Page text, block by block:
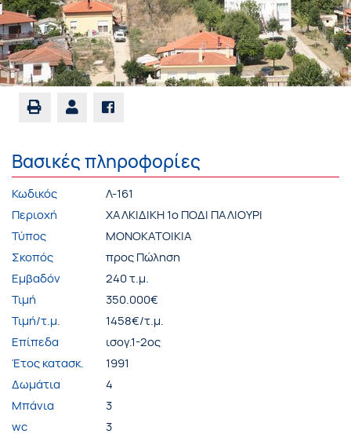
Βασικές πληροφορίες
Κωδικός
Λ-161
Περιοχή
ΧΑΛΚΙΔΙΚΗ 1ο ΠΟΔΙ ΠΑΛΙΟΥΡΙ
Τύπος
ΜΟΝΟΚΑΤΟΙΚΙΑ
Σκοπός
προς Πώληση
Εμβαδόν
240 τ.μ.
Τιμή
350.000€
Τιμή/τ.μ.
1458€/τ.μ.
Επίπεδα
ισογ.1-2ος
Έτος κατασκ.
1991
Δωμάτια
4
Μπάνια
3
wc
3